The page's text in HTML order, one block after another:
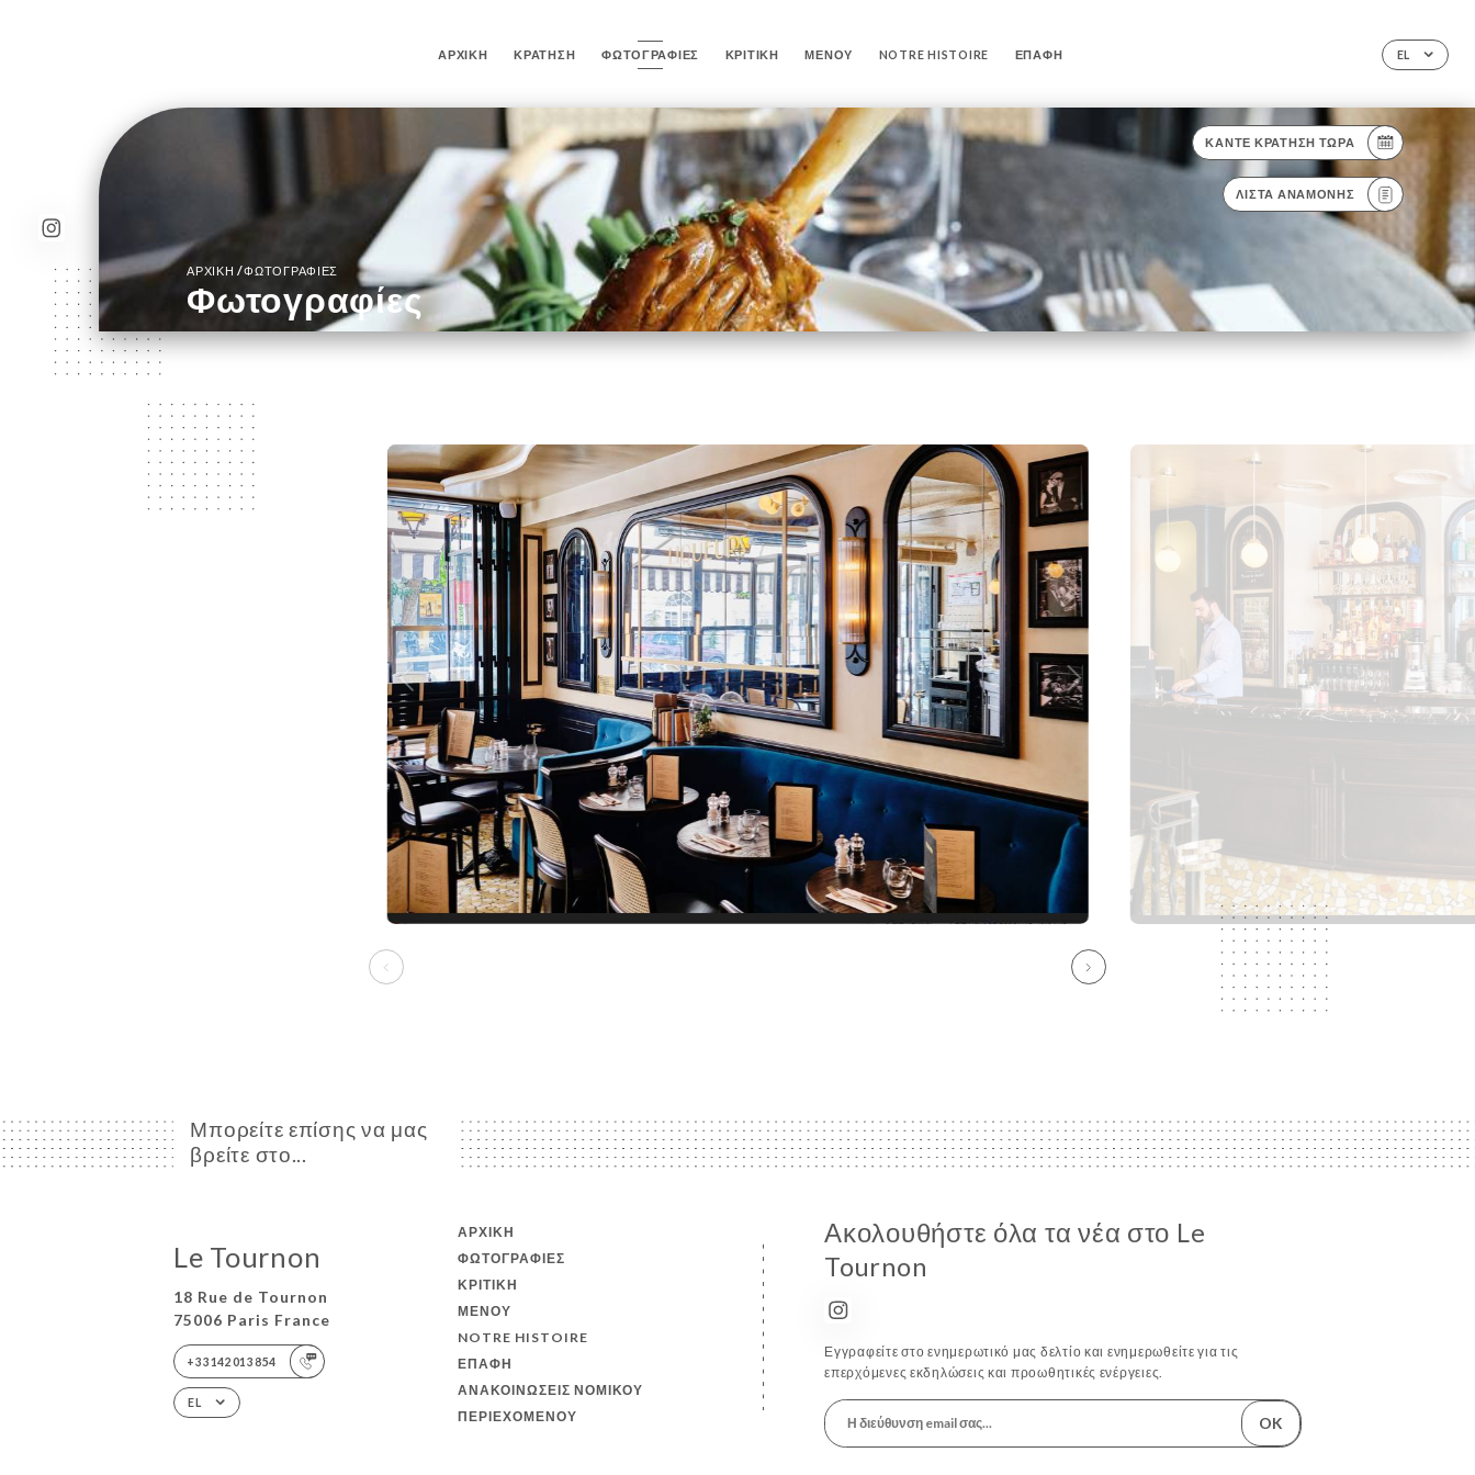
EL
ΑΡΧΙΚΉ ΚΡΆΤΗΣΗ ΦΩΤΟΓΡΑΦΊΕΣ ΚΡΙΤΙΚΉ ΜΕΝΟΎ NOTRE HISTOIRE ΕΠΑΦΉ
ΚΆΝΤΕ ΚΡΆΤΗΣΗ ΤΏΡΑ
ΛΊΣΤΑ ΑΝΑΜΟΝΉΣ
ΑΡΧΙΚΉ/ΦΩΤΟΓΡΑΦΊΕΣ
Φωτογραφίες
Μπορείτε επίσης να μας
βρείτε στο...
Le Tournon
18 Rue de Tournon
75006 Paris France
+33142013854
EL
ΑΡΧΙΚΉ
ΦΩΤΟΓΡΑΦΊΕΣ
ΚΡΙΤΙΚΉ
ΜΕΝΟΎ
NOTRE HISTOIRE
ΕΠΑΦΉ
ΑΝΑΚΟΙΝΏΣΕΙΣ ΝΟΜΙΚΟΎ
ΠΕΡΙΕΧΟΜΈΝΟΥ
Ακολουθήστε όλα τα νέα στο Le
Tournon
Εγγραφείτε στο ενημερωτικό μας δελτίο και ενημερωθείτε για τις
επερχόμενες εκδηλώσεις και προωθητικές ενέργειες.
OK